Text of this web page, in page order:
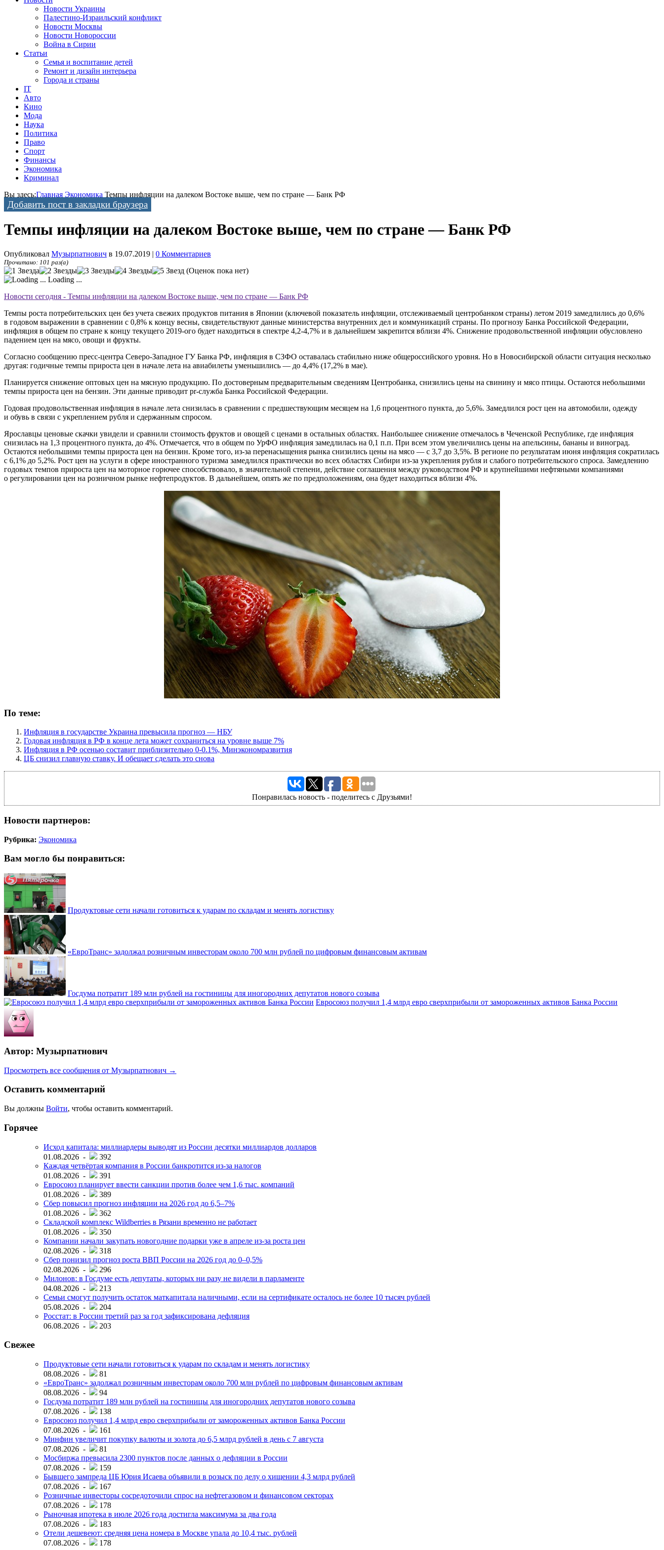
Новости Украины
Палестино-Израильский конфликт
Новости Москвы
Новости Новороссии
Война в Сирии
Статьи
Семья и воспитание детей
Ремонт и дизайн интерьера
Города и страны
IT
Авто
Кино
Мода
Наука
Политика
Право
Спорт
Финансы
Экономика
Криминал
Вы здесь:Главная Экономика Темпы инфляции на далеком Востоке выше, чем по стране — Банк РФ
Добавить пост в закладки браузера
Темпы инфляции на далеком Востоке выше, чем по стране — Банк РФ
Опубликовал Музырпатнович в 19.07.2019 | 0 Комментариев
Прочитано: 101 раз(а)
(Оценок пока нет)
Loading ...
Новости сегодня - Темпы инфляции на далеком Востоке выше, чем по стране — Банк РФ
Темпы роста потребительских цен без учета свежих продуктов питания в Японии (ключевой показатель инфляции, отслеживаемый центробанком страны) летом 2019 замедлились до 0,6%
в годовом выражении в сравнении с 0,8% к концу весны, свидетельствуют данные министерства внутренних дел и коммуникаций страны. По прогнозу Банка Российской Федерации,
инфляция в общем по стране к концу текущего 2019-ого будет находиться в спектре 4,2-4,7% и в дальнейшем закрепится вблизи 4%. Снижение продовольственной инфляции обусловлено
падением цен на мясо, овощи и фрукты.
Согласно сообщению пресс-центра Северо-Западное ГУ Банка РФ, инфляция в СЗФО оставалась стабильно ниже общероссийского уровня. Но в Новосибирской области ситуация несколько
другая: годичные темпы прироста цен в начале лета на авиабилеты уменьшились — до 4,4% (17,2% в мае).
Планируется снижение оптовых цен на мясную продукцию. По достоверным предварительным сведениям Центробанка, снизились цены на свинину и мясо птицы. Остаются небольшими
темпы прироста цен на бензин. Эти данные приводит pr-служба Банка Российской Федерации.
Годовая продовольственная инфляция в начале лета снизилась в сравнении с предшествующим месяцем на 1,6 процентного пункта, до 5,6%. Замедлился рост цен на автомобили, одежду
и обувь в связи с укреплением рубля и сдержанным спросом.
Ярославцы ценовые скачки увидели и сравнили стоимость фруктов и овощей с ценами в остальных областях. Наибольшее снижение отмечалось в Чеченской Республике, где инфляция
снизилась на 1,3 процентного пункта, до 4%. Отмечается, что в общем по УрФО инфляция замедлилась на 0,1 п.п. При всем этом увеличились цены на апельсины, бананы и виноград.
Остаются небольшими темпы прироста цен на бензин. Кроме того, из-за перенасыщения рынка снизились цены на мясо — с 3,7 до 3,5%. В регионе по результатам июня инфляция сократилась
с 6,1% до 5,2%. Рост цен на услуги в сфере иностранного туризма замедлился практически во всех областях Сибири из-за укрепления рубля и слабого потребительского спроса. Замедлению
годовых темпов прироста цен на моторное горючее способствовало, в значительной степени, действие соглашения между руководством РФ и крупнейшими нефтяными компаниями
о регулировании цен на розничном рынке нефтепродуктов. В дальнейшем, опять же по предположениям, она будет находиться вблизи 4%.
По теме:
Инфляция в государстве Украина превысила прогноз — НБУ
Годовая инфляция в РФ в конце лета может сохраниться на уровне выше 7%
Инфляция в РФ осенью составит приблизительно 0-0.1%, Минэкономразвития
ЦБ снизил главную ставку. И обещает сделать это снова
Понравилась новость - поделитесь с Друзьями!
Новости партнеров:
Рубрика: Экономика
Вам могло бы понравиться:
Продуктовые сети начали готовиться к ударам по складам и менять логистику
«ЕвроТранс» задолжал розничным инвесторам около 700 млн рублей по цифровым финансовым активам
Госдума потратит 189 млн рублей на гостиницы для иногородних депутатов нового созыва
Евросоюз получил 1,4 млрд евро сверхприбыли от замороженных активов Банка России
Автор: Музырпатнович
Просмотреть все сообщения от Музырпатнович →
Оставить комментарий
Вы должны Войти, чтобы оставить комментарий.
Горячее
Исход капитала: миллиардеры выводят из России десятки миллиардов долларов
01.08.2026 -
392
Каждая четвёртая компания в России банкротится из-за налогов
01.08.2026 -
391
Евросоюз планирует ввести санкции против более чем 1,6 тыс. компаний
01.08.2026 -
389
Сбер повысил прогноз инфляции на 2026 год до 6,5–7%
01.08.2026 -
362
Складской комплекс Wildberries в Рязани временно не работает
01.08.2026 -
350
Компании начали закупать новогодние подарки уже в апреле из-за роста цен
02.08.2026 -
318
Сбер понизил прогноз роста ВВП России на 2026 год до 0–0,5%
02.08.2026 -
296
Милонов: в Госдуме есть депутаты, которых ни разу не видели в парламенте
04.08.2026 -
213
Семьи смогут получить остаток маткапитала наличными, если на сертификате осталось не более 10 тысяч рублей
05.08.2026 -
204
Росстат: в России третий раз за год зафиксирована дефляция
06.08.2026 -
203
Свежее
Продуктовые сети начали готовиться к ударам по складам и менять логистику
08.08.2026 -
81
«ЕвроТранс» задолжал розничным инвесторам около 700 млн рублей по цифровым финансовым активам
08.08.2026 -
94
Госдума потратит 189 млн рублей на гостиницы для иногородних депутатов нового созыва
07.08.2026 -
138
Евросоюз получил 1,4 млрд евро сверхприбыли от замороженных активов Банка России
07.08.2026 -
161
Минфин увеличит покупку валюты и золота до 6,5 млрд рублей в день с 7 августа
07.08.2026 -
81
Мосбиржа превысила 2300 пунктов после данных о дефляции в России
07.08.2026 -
159
Бывшего зампреда ЦБ Юрия Исаева объявили в розыск по делу о хищении 4,3 млрд рублей
07.08.2026 -
167
Розничные инвесторы сосредоточили спрос на нефтегазовом и финансовом секторах
07.08.2026 -
178
Рыночная ипотека в июле 2026 года достигла максимума за два года
07.08.2026 -
183
Отели дешевеют: средняя цена номера в Москве упала до 10,4 тыс. рублей
07.08.2026 -
178